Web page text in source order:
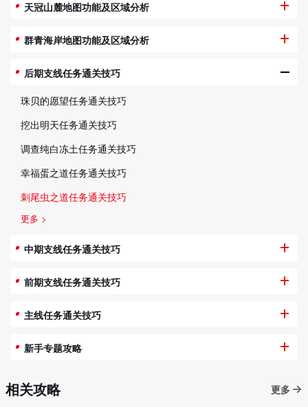
天冠山麓地图功能及区域分析
群青海岸地图功能及区域分析
后期支线任务通关技巧
珠贝的愿望任务通关技巧
挖出明天任务通关技巧
调查纯白冻土任务通关技巧
幸福蛋之道任务通关技巧
刺尾虫之道任务通关技巧
更多 >
中期支线任务通关技巧
前期支线任务通关技巧
主线任务通关技巧
新手专题攻略
相关攻略
更多